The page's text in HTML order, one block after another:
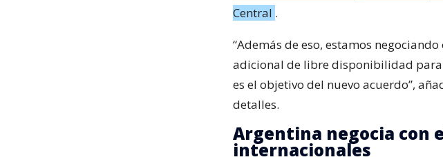
Central .
“Además de eso, estamos
adicional de libre disponibilidad para
es el objetivo del nuevo acuerdo”,
detalles.
Argentina negocia con
internacionales